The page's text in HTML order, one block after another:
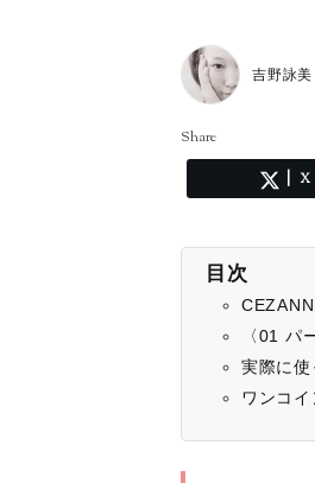
吉野詠美
Share
X
目次
〈01 パ
実際に
ワンコ